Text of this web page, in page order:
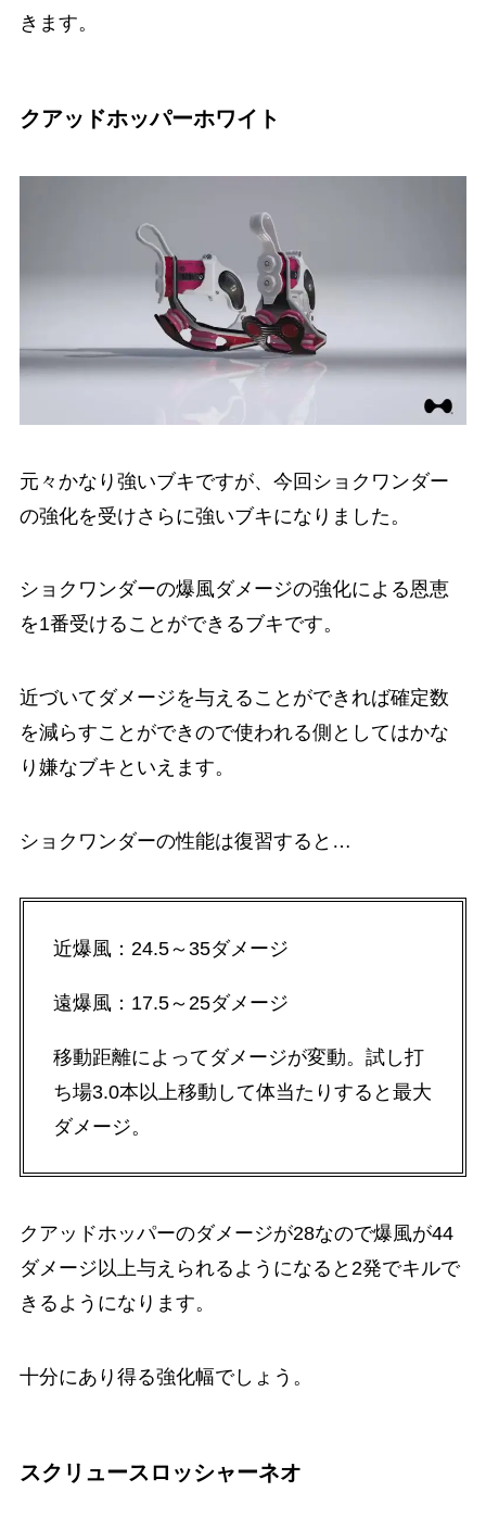
きます。
クアッドホッパーホワイト
元々かなり強いブキですが、今回ショクワンダー
の強化を受けさらに強いブキになりました。
ショクワンダーの爆風ダメージの強化による恩恵
を1番受けることができるブキです。
近づいてダメージを与えることができれば確定数
を減らすことができので使われる側としてはかな
り嫌なブキといえます。
ショクワンダーの性能は復習すると…
近爆風：24.5～35ダメージ
遠爆風：17.5～25ダメージ
移動距離によってダメージが変動。試し打
ち場3.0本以上移動して体当たりすると最大
ダメージ。
クアッドホッパーのダメージが28なので爆風が44
ダメージ以上与えられるようになると2発でキルで
きるようになります。
十分にあり得る強化幅でしょう。
スクリュースロッシャーネオ